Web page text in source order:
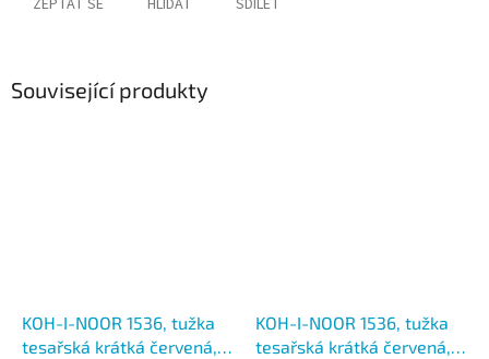
ZEPTAT SE HLÍDAT SDÍLET
Související produkty
KOH-I-NOOR 1536, tužka
tesařská krátká červená,
KOH-I-NOOR 1536, tužka
tesařská krátká červená,